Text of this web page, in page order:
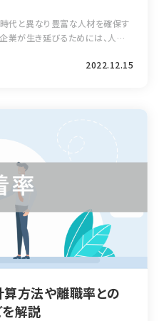
代と異なり豊富な人材を確保す
業が生き延びるためには、人材
2022.12.15
方法や離職率との
解説